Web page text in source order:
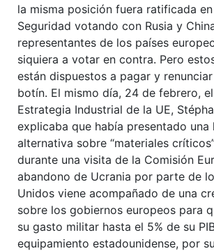
la misma posición fuera ratificada
Seguridad votando con Rusia y
representantes de los países
siquiera a votar en contra. Pero
están dispuestos a pagar y
botín. El mismo día, 24 de febrero,
Estrategia Industrial de la UE,
explicaba que había presentado una
alternativa sobre “materiales
durante una visita de la Comisión
abandono de Ucrania por parte de
Unidos viene acompañado de una
sobre los gobiernos europeos para
su gasto militar hasta el 5% de su
equipamiento estadounidense, por